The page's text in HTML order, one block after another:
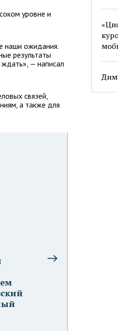
уровне и
наши ожидания.
результаты
— написал
связей,
а также для